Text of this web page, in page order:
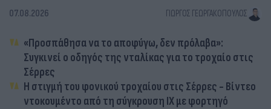
07.08.2026 ΓΙΏΡΓΟΣ ΓΕΩΡΓΑΚΌΠΟΥΛΟΣ
«Προσπάθησα να το αποφύγω, δεν πρόλαβα»:
Συγκινεί ο οδηγός της νταλίκας για το τροχαίο στις
Σέρρες
Η στιγμή του φονικού τροχαίου στις Σέρρες - Βίντεο
ντοκουμέντο από τη σύγκρουση ΙΧ με φορτηγό